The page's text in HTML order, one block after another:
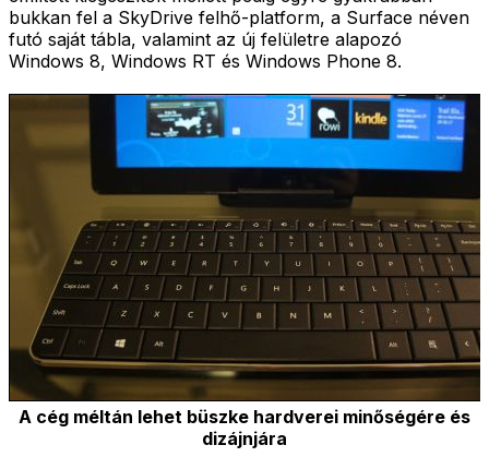
bukkan fel a SkyDrive felhő-platform, a Surface néven
futó saját tábla, valamint az új felületre alapozó
Windows 8, Windows RT és Windows Phone 8.
A cég méltán lehet büszke hardverei minőségére és
dizájnjára